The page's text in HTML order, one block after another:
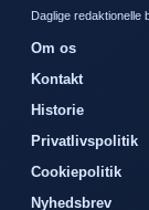
Daglige redaktionelle
Om os
Kontakt
Historie
Privatlivspolitik
Cookiepolitik
Nyhedsbrev